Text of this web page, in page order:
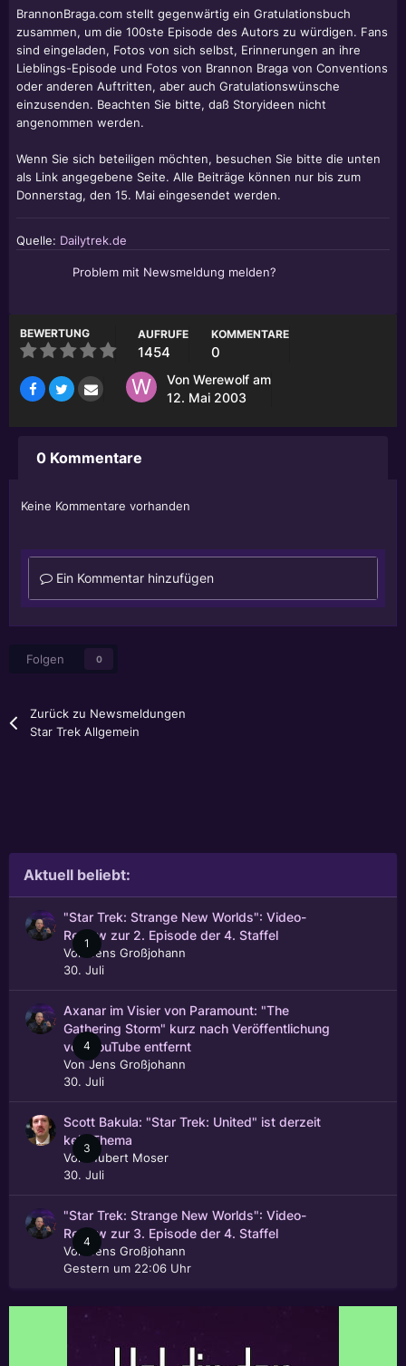
BrannonBraga.com stellt gegenwärtig ein Gratulationsbuch
zusammen, um die 100ste Episode des Autors zu würdigen. Fans
sind eingeladen, Fotos von sich selbst, Erinnerungen an ihre
Lieblings-Episode und Fotos von Brannon Braga von Conventions
oder anderen Auftritten, aber auch Gratulationswünsche
einzusenden. Beachten Sie bitte, daß Storyideen nicht
angenommen werden.
Wenn Sie sich beteiligen möchten, besuchen Sie bitte die unten
als Link angegebene Seite. Alle Beiträge können nur bis zum
Donnerstag, den 15. Mai eingesendet werden.
Quelle: Dailytrek.de
Problem mit Newsmeldung melden?
BEWERTUNG AUFRUFE
1454
KOMMENTARE
0
Von Werewolf am
12. Mai 2003
0 Kommentare
Keine Kommentare vorhanden
Ein Kommentar hinzufügen
Folgen 0
Zurück zu Newsmeldungen
Star Trek Allgemein
Aktuell beliebt:
1
"Star Trek: Strange New Worlds": Video-
Review zur 2. Episode der 4. Staffel
Von
Jens Großjohann
30. Juli
4
Axanar im Visier von Paramount: "The
Gathering Storm" kurz nach Veröffentlichung
von YouTube entfernt
VonJens Großjohann
30. Juli
3
Scott Bakula: "Star Trek: United" ist derzeit
kein Thema
Von
Hubert Moser
30. Juli
4
"Star Trek: Strange New Worlds": Video-
Review zur 3. Episode der 4. Staffel
Von
Jens Großjohann
Gestern um 22:06 Uhr